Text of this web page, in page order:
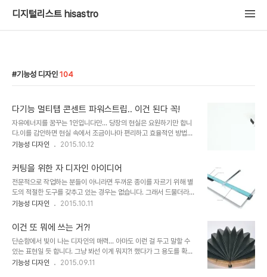
디지털리스트 hisastro
기능성 디자인 104
다기능 멀티탭 콘센트 파워스트립.. 이건 된다 꼭!
자유에너지를 꿈꾸는 1인입니다만... 당장의 현실은 요원하기만 합니
다.이를 감안하면 현실 속에서 조금이나마 편리하고 효율적인 방법을
찾는 것이 생활인으로써의 최선일 수 있습니다. 상상을 선도하고 과학
디자인을 좋아하는 저로써는 늘상 먹이를 찾아 어슬렁거리는 야수 처
럼은 아니더라도 눈길을 끄는 순간을 즐기곤 합니다. 아마도 앞서 언급
한 자유에너지는 요원하지만 당장의 현실 속에서 디지털을 자주 그리
고 많이 사용하는 상황에서 전기는 디자인의 중심에 가까울 수 밖에 없
고 그만큼 다양한 소재로 다가옵니다. 6년 전 쯤 벨킨에서 디자인했던
더 현실적이고 용도의 편리성에 아이디어가 가..
기능성 디자인 2015.10.12
커팅을 위한 자 디자인 아이디어
전문적으로 작업하는 분들이 아니라면 두꺼운 종이를 자르기 위해 별
도의 적절한 도구를 갖추고 있는 경우는 없습니다. 그래서 드물더라도
가끔 그러한 작업을 해야하는 경우 난감함을 상황을 겪기도 합니다. 자
현실은 두꺼운 종이가 여러번 칼질을 해보지만 제대로 잘라 질리 없습
니다. 심한 경우 손을 다치기까지 합니다. 이럴 때마다 생각하곤 했습
니다. 뭐 좋은 방법이 없을까?! 디자인의 유용성은 이런데서 나오는 거
다 이거죠. 물론... 그 생각을 먼저하고 만들어야 진짜긴 합니다만.. ㅠ.
ㅠ 많은 말 필요없이 보여주면 바로 감이 오는 것도 디자인의 특징이라
기능성 디자인 2015.10.11
이건 또 뭐에 쓰는 거?!
단순함에서 빛이 나는 디자인의 매력... 아마도 이런 걸 두고 말할 수
있는 표현일 듯 합니다. 그냥 봐선 이게 뭐지?! 했다가 그 용도를 확인
하고 나면 참 좋은 생각이라는 생각이 드는 그런... 마치 예술작품을 보
기능성 디자인 2015.09.11